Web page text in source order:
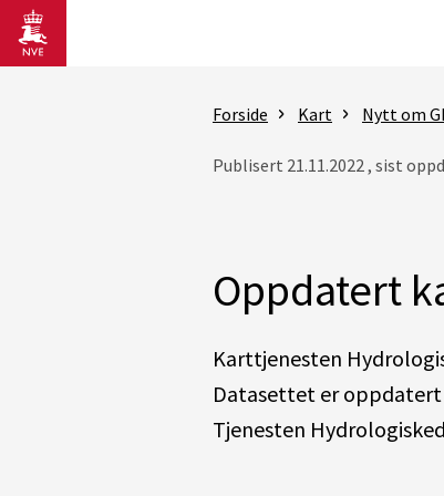
Gå til hovedinnhold
Forside Kart Nytt om
Publisert 21.11.2022 , sist
Oppdatert
Karttjenesten
Datasettet er oppdatert
Tjenesten